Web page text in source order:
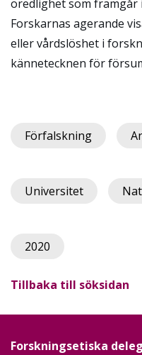
oredlighet som
Forskarnas agerande
eller vårdslöshet i
kännetecknen för
Förfalskning
Universitet
2020
Tillbaka till söksidan
Forskningsetiska